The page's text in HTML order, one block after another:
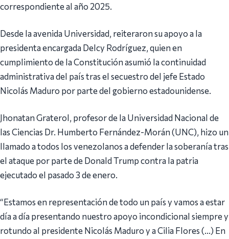
correspondiente al año 2025.
Desde la avenida Universidad, reiteraron su apoyo a la
presidenta encargada Delcy Rodríguez, quien en
cumplimiento de la Constitución asumió la continuidad
administrativa del país tras el secuestro del jefe Estado
Nicolás Maduro por parte del gobierno estadounidense.
Jhonatan Graterol, profesor de la Universidad Nacional de
las Ciencias Dr. Humberto Fernández-Morán (UNC), hizo un
llamado a todos los venezolanos a defender la soberanía tras
el ataque por parte de Donald Trump contra la patria
ejecutado el pasado 3 de enero.
“Estamos en representación de todo un país y vamos a estar
día a día presentando nuestro apoyo incondicional siempre y
rotundo al presidente Nicolás Maduro y a Cilia Flores (…) En